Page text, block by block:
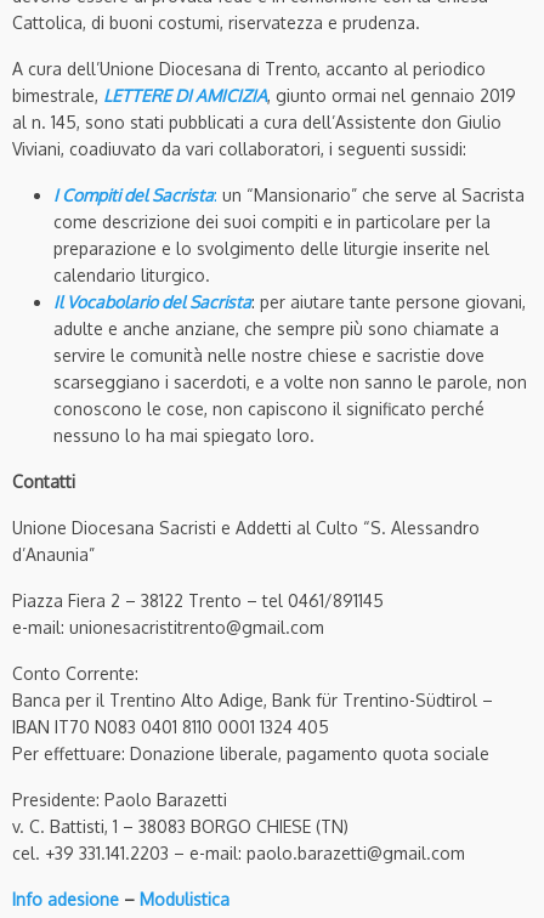
Cattolica, di buoni costumi, riservatezza e prudenza.
A cura dell’Unione Diocesana di Trento, accanto al periodico
bimestrale, LETTERE DI AMICIZIA, giunto ormai nel gennaio 2019
al n. 145, sono stati pubblicati a cura dell’Assistente don Giulio
Viviani, coadiuvato da vari collaboratori, i seguenti sussidi:
I Compiti del Sacrista: un “Mansionario” che serve al Sacrista
come descrizione dei suoi compiti e in particolare per la
preparazione e lo svolgimento delle liturgie inserite nel
calendario liturgico.
Il Vocabolario del Sacrista: per aiutare tante persone giovani,
adulte e anche anziane, che sempre più sono chiamate a
servire le comunità nelle nostre chiese e sacristie dove
scarseggiano i sacerdoti, e a volte non sanno le parole, non
conoscono le cose, non capiscono il significato perché
nessuno lo ha mai spiegato loro.
Contatti
Unione Diocesana Sacristi e Addetti al Culto “S. Alessandro
d’Anaunia”
Piazza Fiera 2 – 38122 Trento – tel 0461/891145
e-mail: unionesacristitrento@gmail.com
Conto Corrente:
Banca per il Trentino Alto Adige, Bank für Trentino-Südtirol –
IBAN IT70 N083 0401 8110 0001 1324 405
Per effettuare: Donazione liberale, pagamento quota sociale
Presidente: Paolo Barazetti
v. C. Battisti, 1 – 38083 BORGO CHIESE (TN)
cel. +39 331.141.2203 – e-mail: paolo.barazetti@gmail.com
Info adesione – Modulistica